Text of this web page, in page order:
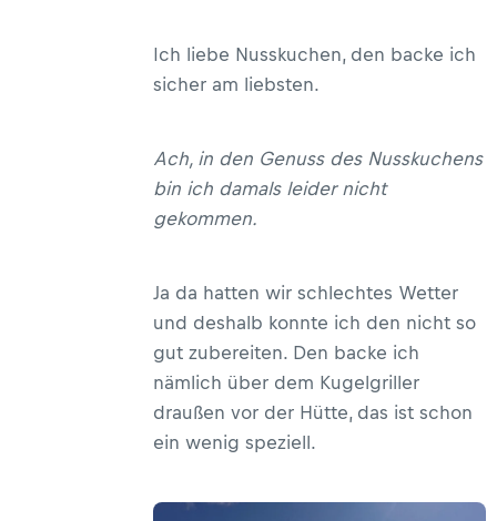
Ich liebe Nusskuchen, den backe ich
sicher am liebsten.
Ach, in den Genuss des Nusskuchens
bin ich damals leider nicht
gekommen.
Ja da hatten wir schlechtes Wetter
und deshalb konnte ich den nicht so
gut zubereiten. Den backe ich
nämlich über dem Kugelgriller
draußen vor der Hütte, das ist schon
ein wenig speziell.